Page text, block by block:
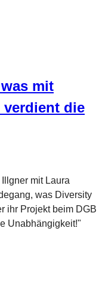
mit
verdient die
mit Laura
was Diversity
ihr Projekt beim DGB
Unabhängigkeit!"